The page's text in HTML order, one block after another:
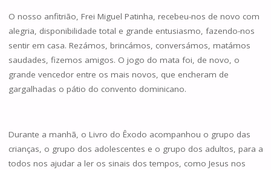
O nosso anfitrião, Frei Miguel Patinha, recebeu-nos de novo com
alegria, disponibilidade total e grande entusiasmo, fazendo-nos
sentir em casa. Rezámos, brincámos, conversámos, matámos
saudades, fizemos amigos. O jogo do mata foi, de novo, o
grande vencedor entre os mais novos, que encheram de
gargalhadas o pátio do convento dominicano.
Durante a manhã, o Livro do Êxodo acompanhou o grupo das
crianças, o grupo dos adolescentes e o grupo dos adultos, para a
todos nos ajudar a ler os sinais dos tempos, como Jesus nos